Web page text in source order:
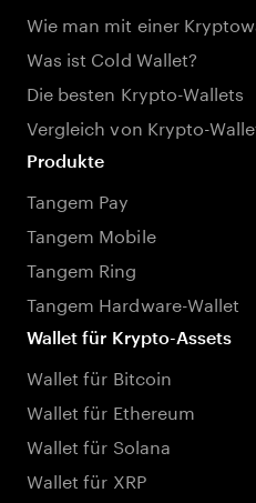
Wie man mit einer
Was ist Cold Wallet?
Die besten Krypto-Wallets
Vergleich von Krypto-
Produkte
Tangem Pay
Tangem Mobile
Tangem Ring
Tangem Hardware-Wallet
Wallet für Krypto-Assets
Wallet für Bitcoin
Wallet für Ethereum
Wallet für Solana
Wallet für XRP